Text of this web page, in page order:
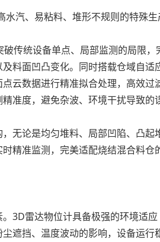
汽、易粘料、堆形不规则的特殊生
传统设备单点、局部监测的局限，
料面凹凸变化。同时搭载仓域自适
云数据进行精准拟合处理，高效过
准度，避免杂波、环境干扰导致的
无论是均匀堆料、局部凹陷、凸起
精准监测，完美适配烧结混合料仓
3D雷达物位计具备极强的环境适应
遮挡、温度波动的影响，设备运行